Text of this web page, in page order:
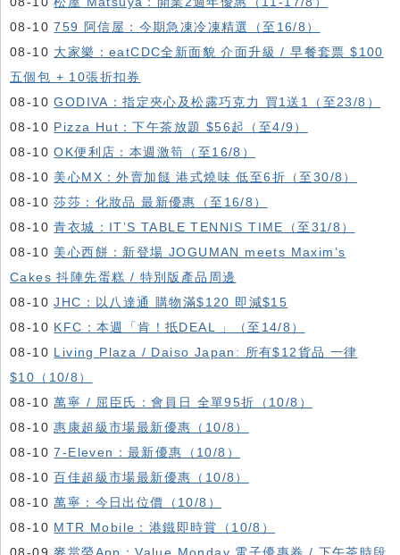
08-10759 阿信屋：今期急凍冷凍精選（至16/8）
08-10 大家樂：eatCDC全新面貌 介面升級 / 早餐套票 $100
五個包 + 10張折扣券
08-10GODIVA：指定夾心及松露巧克力 買1送1（至23/8）
08-10 Pizza Hut：下午茶放題 $56起（至4/9）
08-10OK便利店：本週激筍（至16/8）
08-10 美心MX：外賣加餸 港式燒味 低至6折（至30/8）
08-10莎莎：化妝品 最新優惠（至16/8）
08-10青衣城：IT’S TABLE TENNIS TIME（至31/8）
08-10 美心西餅：新登場 JOGUMAN meets Maxim’s
Cakes 抖陣先蛋糕 / 特別版產品周邊
08-10JHC：以八達通 購物滿$120 即減$15
08-10 KFC ：本週「肯！抵DEAL 」（至14/8）
08-10 Living Plaza / Daiso Japan: 所有$12貨品 一律
$10（10/8）
08-10萬寧 / 屈臣氏：會員日 全單95折（10/8）
08-10惠康超級市場最新優惠（10/8）
08-107-Eleven：最新優惠（10/8）
08-10百佳超級市場最新優惠（10/8）
08-10萬寧：今日出位價（10/8）
08-10 MTR Mobile：港鐵即時賞（10/8）